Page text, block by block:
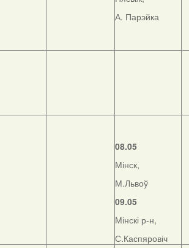
А. Парэйка
08.05
Мінск,
М.Львоў
09.05
Мінскі р-н,
С.Каспяровіч